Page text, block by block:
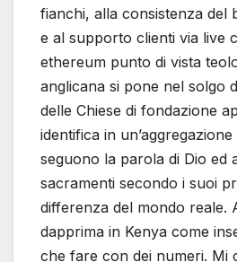
fianchi, alla consistenza del
e al supporto clienti via live
ethereum punto di vista
anglicana si pone nel solgo
delle Chiese di fondazione
identifica in
seguono la parola di Dio ed
sacramenti secondo i suoi
differenza del mondo reale.
dapprima in Kenya come
che fare con dei numeri. Mi